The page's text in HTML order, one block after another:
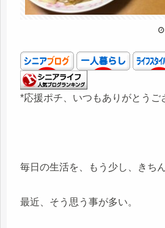
*応援ポチ、いつもありがとうご
毎日の生活を、もう少し、きち
最近、そう思う事が多い。